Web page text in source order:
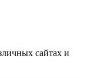
сайтах и